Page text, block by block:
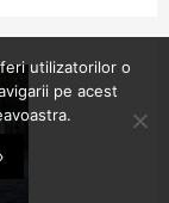
utilizatorilor o
pe acest